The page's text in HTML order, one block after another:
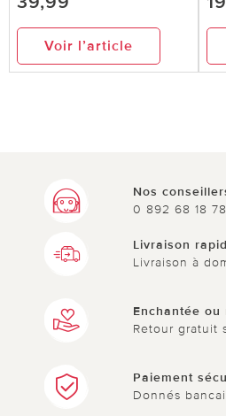
Voir l’article
Nos
0 892 68 18
Livraison
Livraison à
Enchantée ou
Retour gratuit
Paiement
Donnés